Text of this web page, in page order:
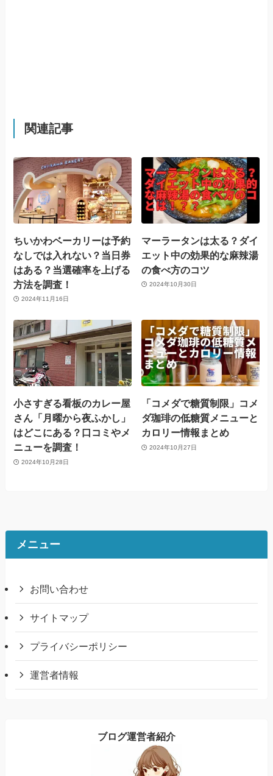
関連記事
ちいかわベーカリーは予約
なしでは入れない？当日券
はある？当選確率を上げる
方法を調査！
2024年11月16日
マーラータンは太る？ダイ
エット中の効果的な麻辣湯
の食べ方のコツ
2024年10月30日
小さすぎる看板のカレー屋
さん「月曜から夜ふかし」
はどこにある？口コミやメ
ニューを調査！
2024年10月28日
「コメダで糖質制限」コメ
ダ珈琲の低糖質メニューと
カロリー情報まとめ
2024年10月27日
メニュー
お問い合わせ
サイトマップ
プライバシーポリシー
運営者情報
ブログ運営者紹介